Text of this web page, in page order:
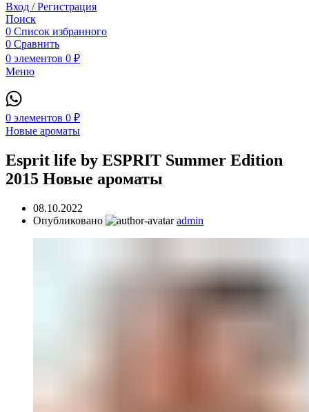
Вход / Регистрация
Поиск
0 Список избранного
0 Сравнить
0 элементов 0 ₽
Меню
0 элементов 0 ₽
Новые ароматы
Esprit life by ESPRIT Summer Edition
2015 Новые ароматы
08.10.2022
Опубликовано
admin